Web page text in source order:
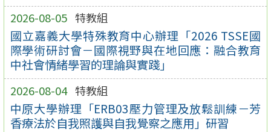
2026-08-05 特教組
國立嘉義大學特殊教育中心辦理「2026 TSSE國
際學術研討會－國際視野與在地回應：融合教育
中社會情緒學習的理論與實踐」
2026-08-04 特教組
中原大學辦理「ERB03壓力管理及放鬆訓練－芳
香療法於自我照護與自我覺察之應用」研習